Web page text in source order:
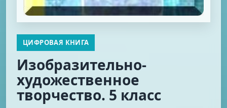
ЦИФРОВАЯ КНИГА
Изобразительно-
художественное
творчество. 5 класс